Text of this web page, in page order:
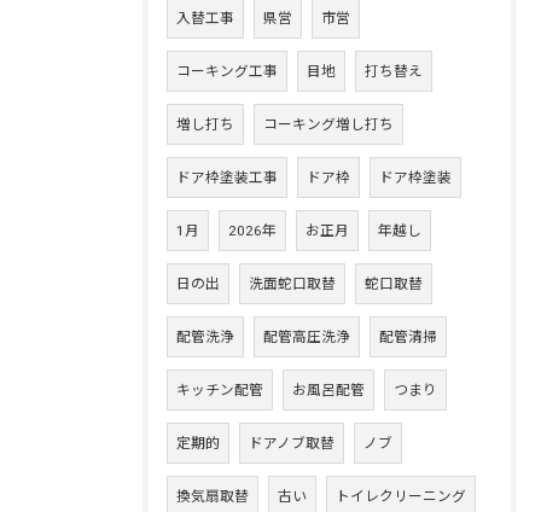
入替工事 県営 市営
コーキング工事 目地 打ち替え
増し打ち コーキング増し打ち
ドア枠塗装工事 ドア枠 ドア枠塗装
1月 2026年 お正月 年越し
日の出 洗面蛇口取替 蛇口取替
配管洗浄 配管高圧洗浄 配管清掃
キッチン配管 お風呂配管 つまり
定期的 ドアノブ取替 ノブ
換気扇取替 古い トイレクリーニング